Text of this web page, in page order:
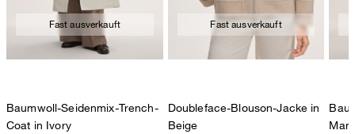
Fast ausverkauft
Baumwoll-Seidenmix-Trench-
Coat in Ivory
Fast ausverkauft
Doubleface-Blouson-Jacke in
Beige